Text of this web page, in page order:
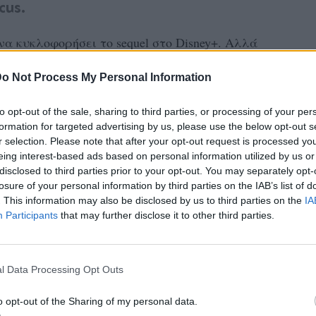
Not Process My Personal Information
opt-out of the sale, sharing to third parties, or processing of your
for targeted advertising by us, please use the below opt-out
selection. Please note that after your opt-out request is processed
interest-based ads based on personal information utilized by us
to third parties prior to your opt-out. You may separately
of your personal information by third parties on the IAB’s list of
This information may also be disclosed by us to third parties on the
Participants that may further disclose it to other third parties.
Data Processing Opt Outs
opt-out of the Sharing of my personal data.
κυκλοφορήσει το sequel στο Disney+. Αλλά
της ταινίας;
την Dani Dennison - την οκτάχρονη
Halloween και τον πείθει να μπουν σε μια
έτσι ολόκληρη την αλυσίδα γεγονότων
ωστόσο, η καριέρα της - και το δημόσιο
επίπεδο, χάρη στον ρόλο της ως
του 1999.
ΔΙΑΦΗΜΙΣΗ